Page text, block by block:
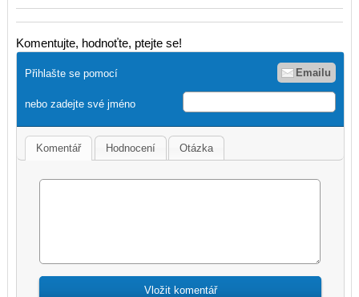
Komentujte, hodnoťte, ptejte se!
Přihlašte se pomocí Emailu
nebo zadejte své jméno
Komentář Hodnocení Otázka